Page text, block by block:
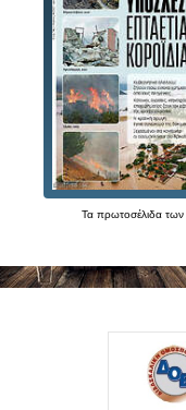
Τα πρωτοσέλιδα των